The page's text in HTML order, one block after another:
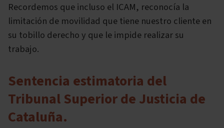
Recordemos que incluso el ICAM, reconocía la
limitación de movilidad que tiene nuestro cliente en
su tobillo derecho y que le impide realizar su
trabajo.
Sentencia estimatoria del
Tribunal Superior de Justicia de
Cataluña.